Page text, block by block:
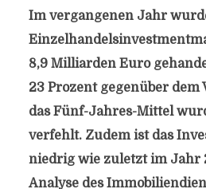
Im vergangenen Jahr
8,9 Milliarden Euro
23 Prozent gegenüber dem
das Fünf-Jahres-Mittel
verfehlt. Zudem ist das
niedrig wie zuletzt im Jahr
Analyse des